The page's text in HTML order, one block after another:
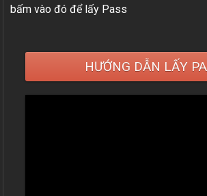
bấm vào đó để lấy Pass
HƯỚNG DẪN LẤY